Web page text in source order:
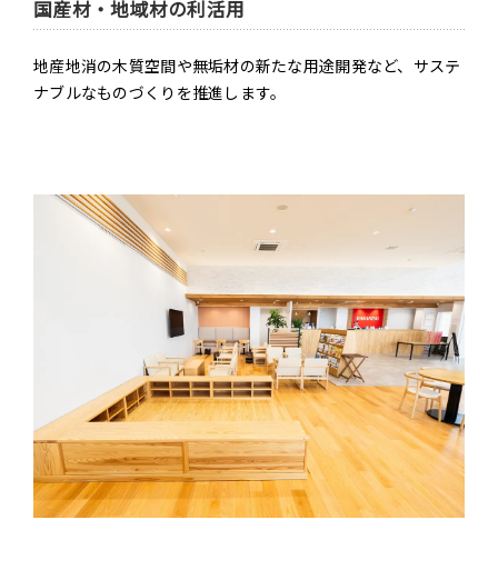
国産材・地域材の利活用
地産地消の木質空間や無垢材の新たな用途開発など、サステ
ナブルなものづくりを推進します。